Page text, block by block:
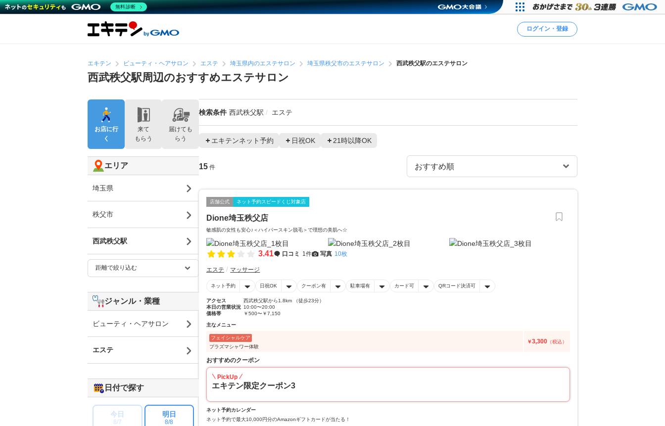
ログイン・登録
エキテン ビューティ・ヘアサロン エステ 埼玉県内のエステサロン 埼玉県秩父市のエステサロン 西武秩父駅のエステサロン
西武秩父駅周辺のおすすめエステサロン
検索条件 西武秩父駅 エステ
エキテンネット予約 日祝OK 21時以降OK
15 件
店舗公式 ネット予約スピードくじ対象店
Dione埼玉秩父店
敏感肌の女性も安心♪＜ハイパースキン脱毛＞で理想の美肌へ☆
3.41 口コミ 1件 写真 10枚
エステ マッサージ
ネット予約 日祝OK クーポン有 駐車場有 カード可 QRコード決済可
アクセス
西武秩父駅から1.8km （徒歩23分）
本日の営業状況 10:00〜20:00
価格帯
￥500〜￥7,150
主なメニュー
フェイシャルケア
プラズマシャワー体験
￥3,300 （税込）
おすすめのクーポン
PickUp
エキテン限定クーポン3
ネット予約カレンダー
ネット予約で最大10,000円分のAmazonギフトカードが当たる！
お店に行
く
来て
もらう
届けても
らう
エリア
埼玉県
秩父市
西武秩父駅
ジャンル・業種
ビューティ・ヘアサロン
エステ
日付で探す
今日
8/7
明日
8/8
無料診断